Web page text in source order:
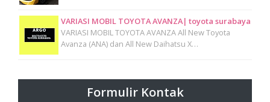
VARIASI MOBIL TOYOTA AVANZA| toyota surabaya
VARIASI MOBIL TOYOTA AVANZA All New Toyota
Avanza (ANA) dan All New Daihatsu X…
Formulir Kontak